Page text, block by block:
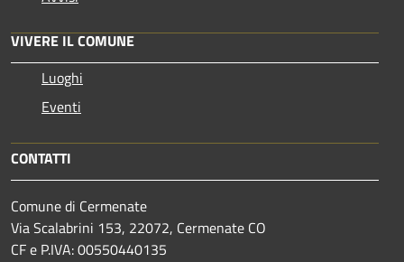
VIVERE IL COMUNE
Luoghi
Eventi
CONTATTI
Comune di Cermenate
Via Scalabrini 153, 22072, Cermenate CO
CF e P.IVA: 00550440135